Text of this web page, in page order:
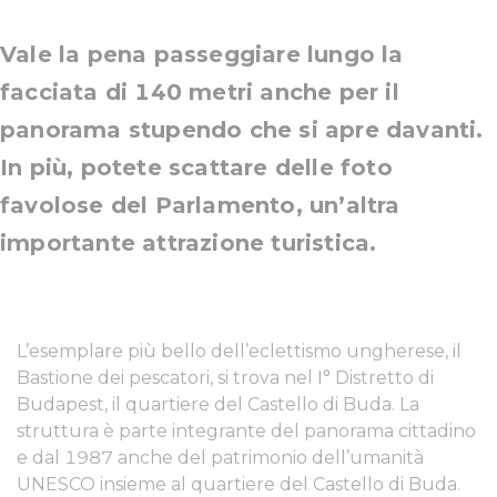
Vale la pena passeggiare lungo la
facciata di 140 metri anche per il
panorama stupendo che si apre davanti.
In più, potete scattare delle foto
favolose del Parlamento, un’altra
importante attrazione turistica.
L’esemplare più bello dell’eclettismo ungherese, il
Bastione dei pescatori, si trova nel I° Distretto di
Budapest, il quartiere del Castello di Buda. La
struttura è parte integrante del panorama cittadino
e dal 1987 anche del patrimonio dell’umanità
UNESCO insieme al quartiere del Castello di Buda.